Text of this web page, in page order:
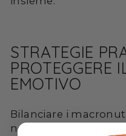
STRATEGIE
PROTEGGERE
EMOTIVO
Bilanciare i
non eliminare del